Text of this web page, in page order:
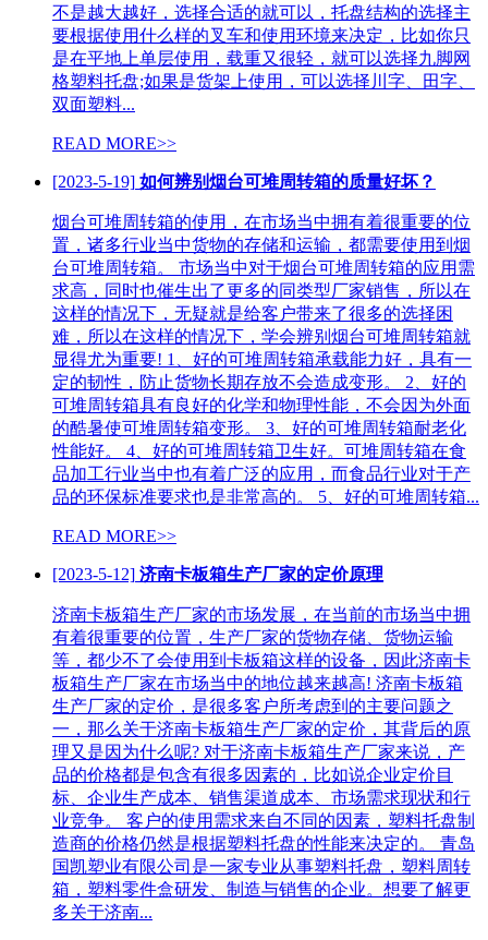
不是越大越好，选择合适的就可以，托盘结构的选择主
要根据使用什么样的叉车和使用环境来决定，比如你只
是在平地上单层使用，载重又很轻，就可以选择九脚网
格塑料托盘;如果是货架上使用，可以选择川字、田字、
双面塑料...
READ MORE>>
[2023-5-19] 如何辨别烟台可堆周转箱的质量好坏？
烟台可堆周转箱的使用，在市场当中拥有着很重要的位
置，诸多行业当中货物的存储和运输，都需要使用到烟
台可堆周转箱。 市场当中对于烟台可堆周转箱的应用需
求高，同时也催生出了更多的同类型厂家销售，所以在
这样的情况下，无疑就是给客户带来了很多的选择困
难，所以在这样的情况下，学会辨别烟台可堆周转箱就
显得尤为重要! 1、好的可堆周转箱承载能力好，具有一
定的韧性，防止货物长期存放不会造成变形。 2、好的
可堆周转箱具有良好的化学和物理性能，不会因为外面
的酷暑使可堆周转箱变形。 3、好的可堆周转箱耐老化
性能好。 4、好的可堆周转箱卫生好。可堆周转箱在食
品加工行业当中也有着广泛的应用，而食品行业对于产
品的环保标准要求也是非常高的。 5、好的可堆周转箱...
READ MORE>>
[2023-5-12] 济南卡板箱生产厂家的定价原理
济南卡板箱生产厂家的市场发展，在当前的市场当中拥
有着很重要的位置，生产厂家的货物存储、货物运输
等，都少不了会使用到卡板箱这样的设备，因此济南卡
板箱生产厂家在市场当中的地位越来越高! 济南卡板箱
生产厂家的定价，是很多客户所考虑到的主要问题之
一，那么关于济南卡板箱生产厂家的定价，其背后的原
理又是因为什么呢? 对于济南卡板箱生产厂家来说，产
品的价格都是包含有很多因素的，比如说企业定价目
标、企业生产成本、销售渠道成本、市场需求现状和行
业竞争。 客户的使用需求来自不同的因素，塑料托盘制
造商的价格仍然是根据塑料托盘的性能来决定的。 青岛
国凯塑业有限公司是一家专业从事塑料托盘，塑料周转
箱，塑料零件盒研发、制造与销售的企业。想要了解更
多关于济南...